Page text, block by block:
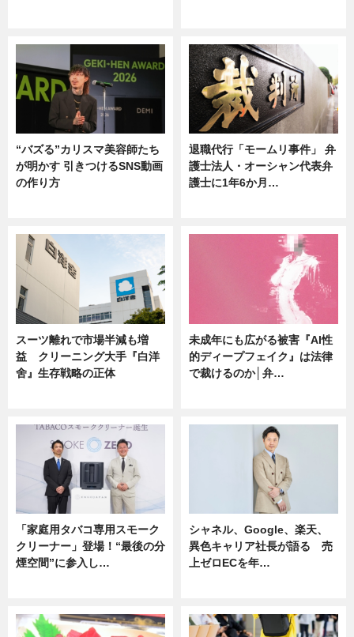
“バズる”カリスマ美容師たち
が明かす 引きつけるSNS動画
の作り方
退職代行「モームリ事件」 弁
護士法人・オーシャン代表弁
護士に1年6か月…
スーツ離れで市場半減も増
益 クリーニング大手『白洋
舍』生存戦略の正体
未成年にも広がる被害『AI性
的ディープフェイク』は法律
で裁けるのか│弁…
「家庭用タバコ専用スモーク
クリーナー」登場！“最後の分
煙空間”に参入し…
シャネル、Google、楽天、
異色キャリア社長が語る 売
上ゼロECを年…